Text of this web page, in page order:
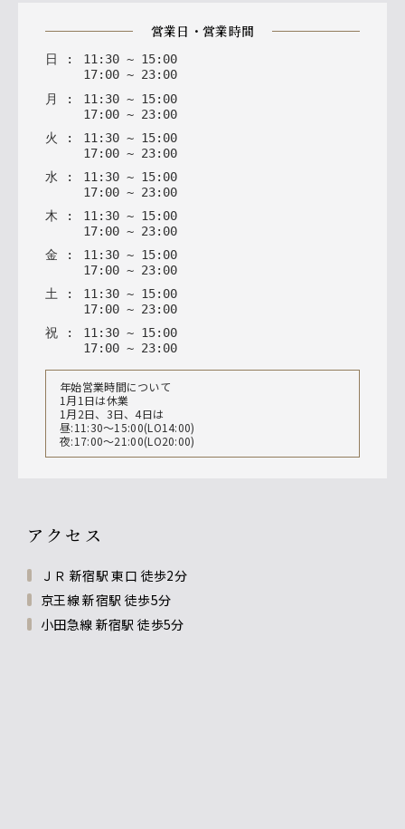
営業日・営業時間
日 : 11: 30 ~ 15: 00
17: 00 ~ 23: 00
月
: 11 : 30 ~ 15: 00
17: 00 ~ 23: 00
火
: 11 : 30 ~ 15: 00
17: 00 ~ 23: 00
水 : 11 : 30 ~ 15: 00
17: 00 ~ 23: 00
木 : 11 : 30 ~ 15: 00
17: 00 ~ 23: 00
金 : 11 : 30 ~ 15: 00
17: 00 ~ 23: 00
土 : 11: 30 ~ 15: 00
17: 00 ~ 23: 00
祝 : 11: 30 ~ 15: 00
17: 00 ~ 23: 00
年始営業時間について
1月1日は休業
1月2日、3日、4日は
昼:11:30〜15:00(LO14:00)
夜:17:00〜21:00(LO20:00)
アクセス
ＪＲ 新宿駅 東口 徒歩2分
京王線 新宿駅 徒歩5分
小田急線 新宿駅 徒歩5分